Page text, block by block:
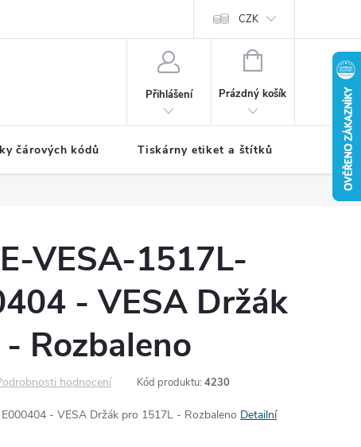
CZK
Přihlášení
NÁKUPNÍ
Prázdný košík
čárových kódů Tiskárny etiket a štítků
VESA-1517L-
- VESA Držák
Rozbaleno
hodnocení Kód produktu: 4230
- VESA Držák pro 1517L - Rozbaleno Detailní